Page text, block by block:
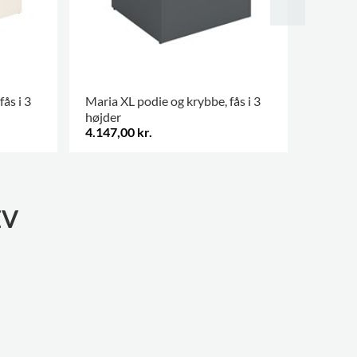
i 3
Maria XL podie og krybbe, fås i 3
højder
4.147,00 kr.